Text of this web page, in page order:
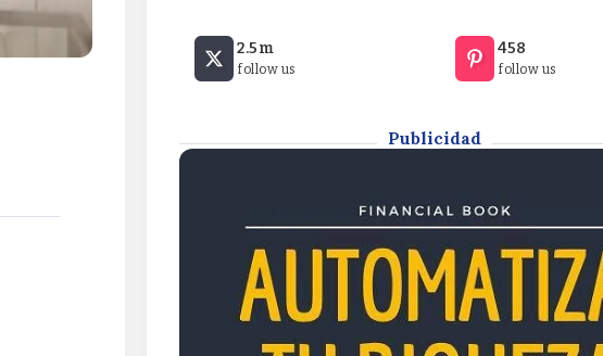
Wall Street optimism fuels new market momentum
inflows expected to surpass $1.51 billionWall Street
fuels new market momentum as XRP ETF inflows
ByRafael Martín F.
2.5m
follow us
458
follow us
Publicidad